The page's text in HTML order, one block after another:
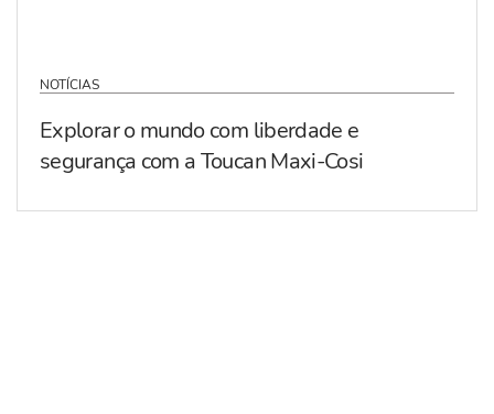
NOTÍCIAS
Explorar o mundo com liberdade e
segurança com a Toucan Maxi-Cosi